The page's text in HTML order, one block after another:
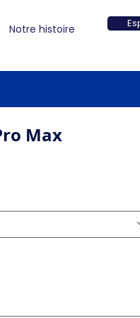
Notre histoire
Max